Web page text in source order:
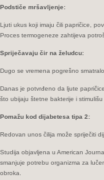
Podstiče mršavljenje:
Ljuti ukus koji imaju čili papričice,
Proces termogeneze zahtijeva
Spriječavaju čir na želudcu:
Dugo se vremena pogrešno
Danas je potvrđeno da ljute
što ubijaju štetne bakterije i
Pomažu kod dijabetesa tipa 2:
Redovan unos čilija može spriječiti
Studija objavljena u American
smanjuje potrebu organizma za
obroka.